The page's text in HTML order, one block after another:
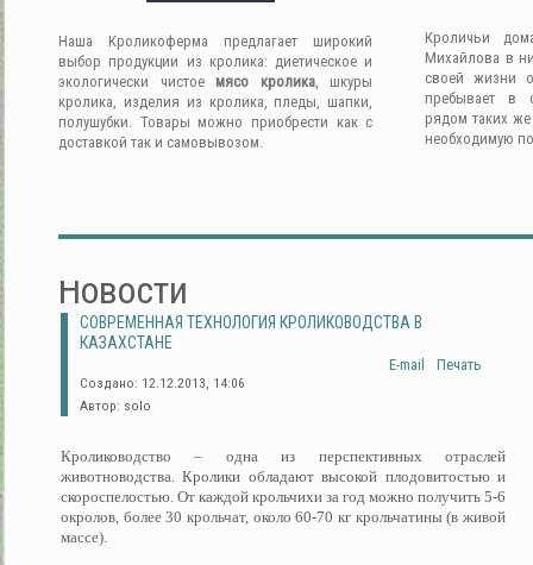
Наша Кроликоферма предлагает широкий
выбор продукции из кролика: диетическое и
экологически чистое мясо кролика, шкуры
кролика, изделия из кролика, пледы, шапки,
полушубки. Товары можно приобрести как с
доставкой так и самовывозом.
Кроличьи
Михайлова в
своей жизни
пребывает в
рядом таких
необходимую
Новости
СОВРЕМЕННАЯ ТЕХНОЛОГИЯ КРОЛИКОВОДСТВА В
КАЗАХСТАНЕ
Печать
E-mail
Создано: 12.12.2013, 14:06
Автор: solo
Кролиководство – одна из перспективных отраслей
животноводства. Кролики обладают высокой плодовитостью и
скороспелостью. От каждой крольчихи за год можно получить 5-6
окролов, более 30 крольчат, около 60-70 кг крольчатины (в живой
массе).